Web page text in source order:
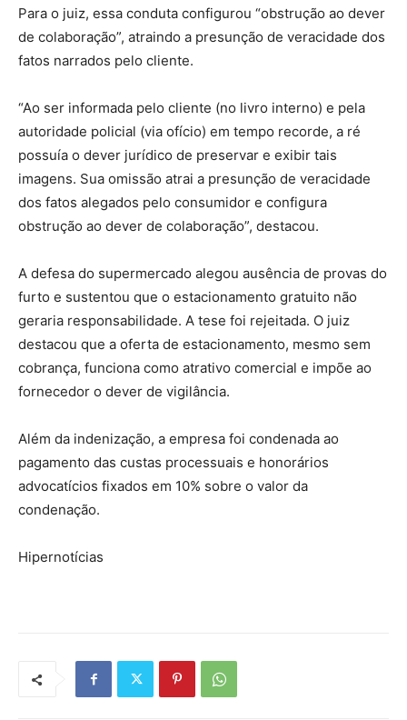
Para o juiz, essa conduta configurou “obstrução ao dever
de colaboração”, atraindo a presunção de veracidade dos
fatos narrados pelo cliente.
“Ao ser informada pelo cliente (no livro interno) e pela
autoridade policial (via ofício) em tempo recorde, a ré
possuía o dever jurídico de preservar e exibir tais
imagens. Sua omissão atrai a presunção de veracidade
dos fatos alegados pelo consumidor e configura
obstrução ao dever de colaboração”, destacou.
A defesa do supermercado alegou ausência de provas do
furto e sustentou que o estacionamento gratuito não
geraria responsabilidade. A tese foi rejeitada. O juiz
destacou que a oferta de estacionamento, mesmo sem
cobrança, funciona como atrativo comercial e impõe ao
fornecedor o dever de vigilância.
Além da indenização, a empresa foi condenada ao
pagamento das custas processuais e honorários
advocatícios fixados em 10% sobre o valor da
condenação.
Hipernotícias